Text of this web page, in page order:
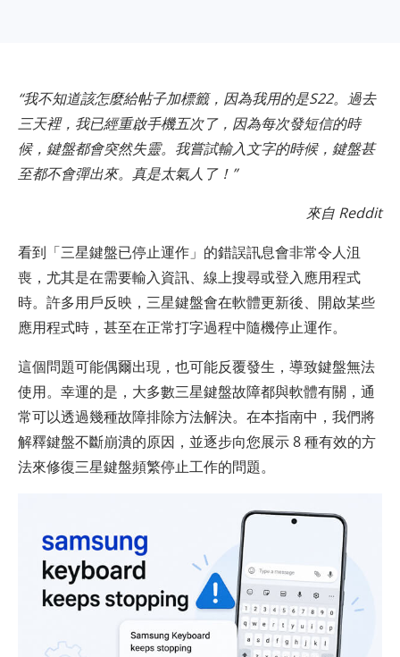
“我不知道該怎麼給帖子加標籤，因為我用的是S22。過去
三天裡，我已經重啟手機五次了，因為每次發短信的時
候，鍵盤都會突然失靈。我嘗試輸入文字的時候，鍵盤甚
至都不會彈出來。真是太氣人了！”
來自 Reddit
看到「三星鍵盤已停止運作」的錯誤訊息會非常令人沮
喪，尤其是在需要輸入資訊、線上搜尋或登入應用程式
時。許多用戶反映，三星鍵盤會在軟體更新後、開啟某些
應用程式時，甚至在正常打字過程中隨機停止運作。
這個問題可能偶爾出現，也可能反覆發生，導致鍵盤無法
使用。幸運的是，大多數三星鍵盤故障都與軟體有關，通
常可以透過幾種故障排除方法解決。在本指南中，我們將
解釋鍵盤不斷崩潰的原因，並逐步向您展示 8 種有效的方
法來修復三星鍵盤頻繁停止工作的問題。